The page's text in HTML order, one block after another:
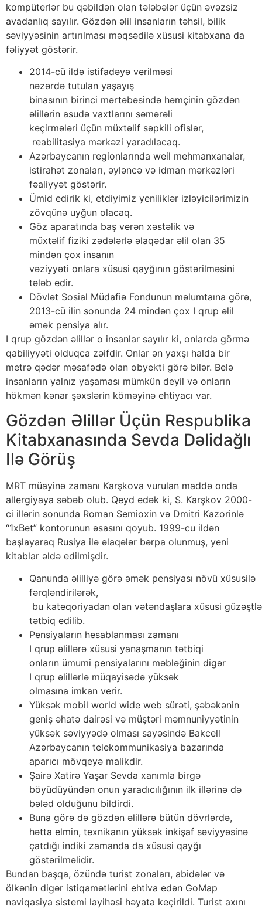
kompüterlər bu qəbildən olan tələbələr üçün əvəzsiz
avadanlıq sayılır. Gözdən əlil insanların təhsil, bilik
səviyyəsinin artırılması məqsədilə xüsusi kitabxana da
fəliyyət göstərir.
2014-cü ildə istifadəyə verilməsi
nəzərdə tutulan yaşayış
binasının birinci mərtəbəsində həmçinin gözdən
əlillərin asudə vaxtlarını səmərəli
keçirmələri üçün müxtəlif səpkili ofislər,
reabilitasiya mərkəzi yaradılacaq.
Azərbaycanın regionlarında weil mehmanxanalar,
istirahət zonaları, əyləncə və idman mərkəzləri
fəaliyyət göstərir.
Ümid edirik ki, etdiyimiz yeniliklər izləyicilərimizin
zövqünə uyğun olacaq.
Göz aparatında baş verən xəstəlik və
müxtəlif fiziki zədələrlə əlaqədar əlil olan 35
mindən çox insanın
vəziyyəti onlara xüsusi qayğının göstərilməsini
tələb edir.
Dövlət Sosial Müdafiə Fondunun məlumtaına görə,
2013-cü ilin sonunda 24 mindən çox I qrup əlil
əmək pensiya alır.
I qrup gözdən əlillər o insanlar sayılır ki, onlarda görmə
qabiliyyəti olduqca zəifdir. Onlar ən yaxşı halda bir
metrə qədər məsafədə olan obyekti görə bilər. Belə
insanların yalnız yaşaması mümkün deyil və onların
hökmən kənar şəxslərin köməyinə ehtiyacı var.
Gözdən Əlillər Üçün Respublika
Kitabxanasında Sevda Dəlidağlı
Ilə Görüş
MRT müayinə zamanı Karşkova vurulan maddə onda
allergiyaya səbəb olub. Qeyd edək ki, S. Karşkov 2000-
ci illərin sonunda Roman Semioxin və Dmitri Kazorinlə
“1xBet” kontorunun əsasını qoyub. 1999-cu ildən
başlayaraq Rusiya ilə əlaqələr bərpa olunmuş, yeni
kitablar əldə edilmişdir.
Qanunda əlilliyə görə əmək pensiyası növü xüsusilə
fərqləndirilərək,
bu kateqoriyadan olan vətəndaşlara xüsusi
tətbiq edilib.
Pensiyaların hesablanması zamanı
I qrup əlillərə xüsusi yanaşmanın tətbiqi
onların ümumi pensiyalarını məbləğinin digər
I qrup əlillərlə müqayisədə yüksək
olmasına imkan verir.
Yüksək mobil world wide web sürəti, şəbəkənin
geniş əhatə dairəsi və müştəri məmnuniyyətinin
yüksək səviyyədə olması sayəsində Bakcell
Azərbaycanın telekommunikasiya bazarında
aparıcı mövqeyə malikdir.
Şairə Xatirə Yaşar Sevda xanımla birgə
böyüdüyündən onun yaradıcılığının ilk illərinə də
bələd olduğunu bildirdi.
Buna görə də gözdən əlillərə bütün dövrlərdə,
hətta elmin, texnikanın yüksək inkişaf səviyyəsinə
çatdığı indiki zamanda da xüsusi qayğı
göstərilməlidir.
Bundan başqa, özündə turist zonaları, abidələr və
ölkənin digər istiqamətlərini ehtiva edən GoMap
naviqasiya sistemi layihəsi həyata keçirildi. Turist axını